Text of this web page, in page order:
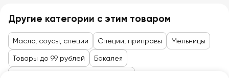
Другие категории с этим товаром
Масло, соусы, специи Специи, приправы Мельницы
Товары до 99 рублей Бакалея